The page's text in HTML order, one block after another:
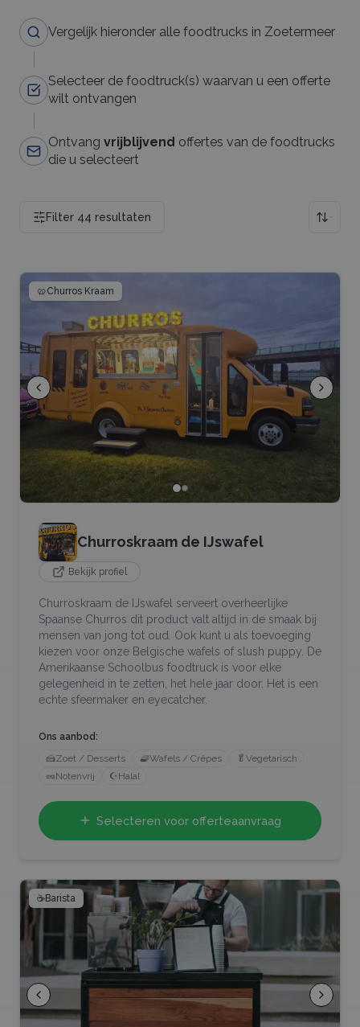
Vergelijk hieronder alle foodtrucks in Zoetermeer
Selecteer de foodtruck(s) waarvan u een offerte
wilt ontvangen
Ontvang vrijblijvend offertes van de foodtrucks
die u selecteert
Filter 44 resultaten
🥨Churros Kraam
Churroskraam de IJswafel
Bekijk profiel
Churroskraam de IJswafel serveert overheerlijke
Spaanse Churros dit product valt altijd in de smaak bij
mensen van jong tot oud. Ook kunt u als toevoeging
kiezen voor onze Belgische wafels of slush puppy. De
Amerikaanse Schoolbus foodtruck is voor elke
gelegenheid in te zetten, het hele jaar door. Het is een
echte sfeermaker en eyecatcher.
Ons aanbod:
🍰Zoet / Desserts 🧇Wafels / Crêpes 🥬 Vegetarisch
🥜Notenvrij ☪️ Halal
Selecteren voor offerteaanvraag
☕Barista